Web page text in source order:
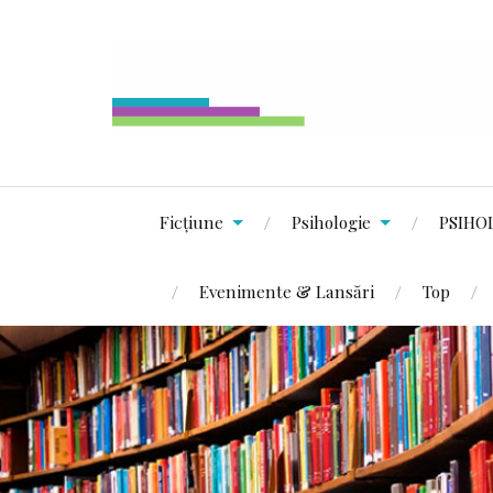
Ficțiune Psihologie
Evenimente & Lansări Top